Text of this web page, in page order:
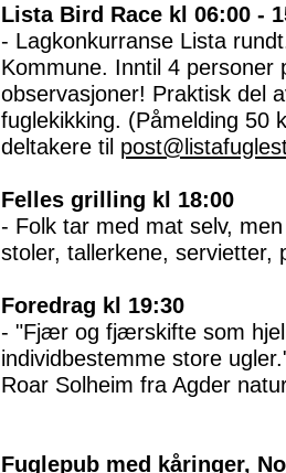
Lista Bird Race kl 06:00 -
- Lagkonkurranse Lista
Kommune. Inntil 4 personer
observasjoner! Praktisk del
fuglekikking. (Påmelding 50
deltakere til
Felles grilling kl 18:00
- Folk tar med mat selv,
stoler, tallerkene, servietter,
Foredrag kl 19:30
- "Fjær og fjærskifte som
individbestemme store
Roar Solheim fra Agder
Fuglepub med kåringer,